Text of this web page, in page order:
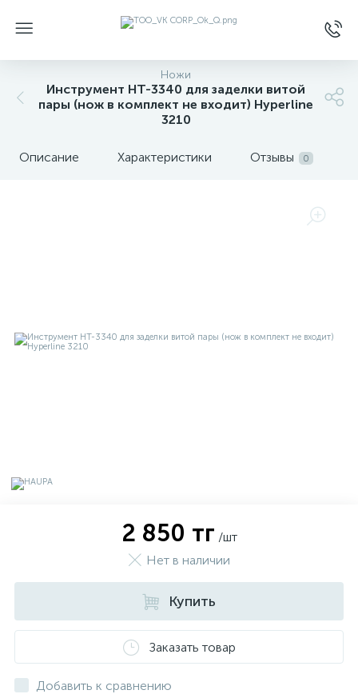
Ножи
Инструмент HT-3340 для заделки витой
пары (нож в комплект не входит) Hyperline
3210
Описание Характеристики Отзывы 0
2 850 тг /шт
Нет в наличии
Купить
Заказать товар
Добавить к сравнению